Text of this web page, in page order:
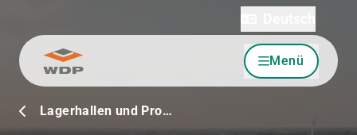
Zum Inhalt wechseln Menü
Lagerhallen und Pro…